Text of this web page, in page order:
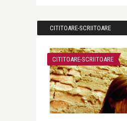
CITITOARE-SCRIITOARE
CITITOARE-SCRIITOARE